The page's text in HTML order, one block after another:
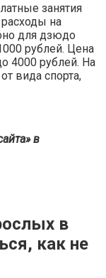
занятия
на
для дзюдо
рублей. Цена
4000 рублей. На
вида спорта,
в
в
как не